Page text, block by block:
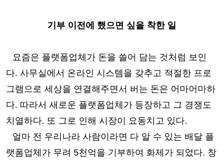
기부 이전에 했으면 싶을 착한 일
요즘은 플랫폼업체가 돈을 쓸어 담는 것처럼 보인
다. 사무실에서 온라인 시스템을 갖추고 적절한 프로
그램으로 세상을 연결해주면서 버는 돈은 어마어마하
다. 따라서 새로운 플랫폼업체가 등장하고 그 경쟁도
치열하다. 또 그로 인해 시장이 요동치고 있다.
얼마 전 우리나라 사람이라면 다 알 수 있는 배달 플
랫폼업체가 무려 5천억을 기부하여 화제가 되었다. 창